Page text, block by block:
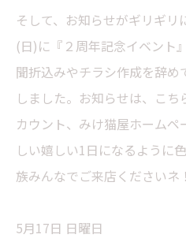
そして、お知らせがギリギリ
(日)に『２周年記念イベント
聞折込みやチラシ作成を辞
しました。お知らせは、こ
カウント、みけ猫屋ホーム
しい嬉しい1日になるように
族みんなでご来店くださいネ！
5月17日 日曜日